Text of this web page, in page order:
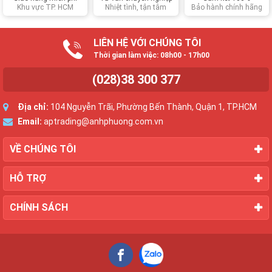
Khu vực TP. HCM
Nhiệt tình, tận tâm
Bảo hành chính hãng
LIÊN HỆ VỚI CHÚNG TÔI
Thời gian làm việc: 08h00 - 17h00
(028)38 300 377
Địa chỉ: 104 Nguyễn Trãi, Phường Bến Thành, Quận 1, TP.HCM
Email: aptrading@anhphuong.com.vn
VỀ CHÚNG TÔI
HỖ TRỢ
CHÍNH SÁCH